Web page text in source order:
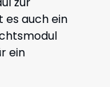
es auch ein
ein